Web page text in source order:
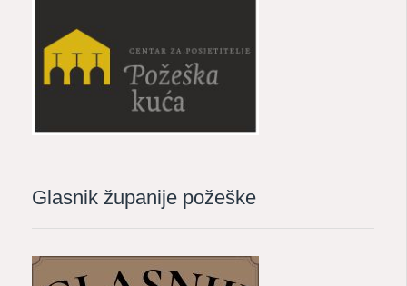
Glasnik županije požeške